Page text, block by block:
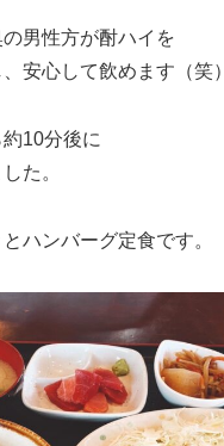
男性方が酎ハイを
安心して飲めます（笑）
10分後に
た。
ハンバーグ定食です。